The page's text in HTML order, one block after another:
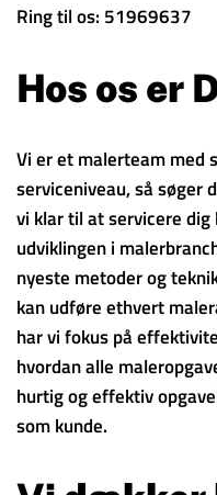
Ring til os: 51969637
Hos os er
Vi er et malerteam med
serviceniveau, så søger
vi klar til at servicere
udviklingen i
nyeste metoder og
kan udføre ethvert
har vi fokus på
hvordan alle
hurtig og effektiv
som kunde.